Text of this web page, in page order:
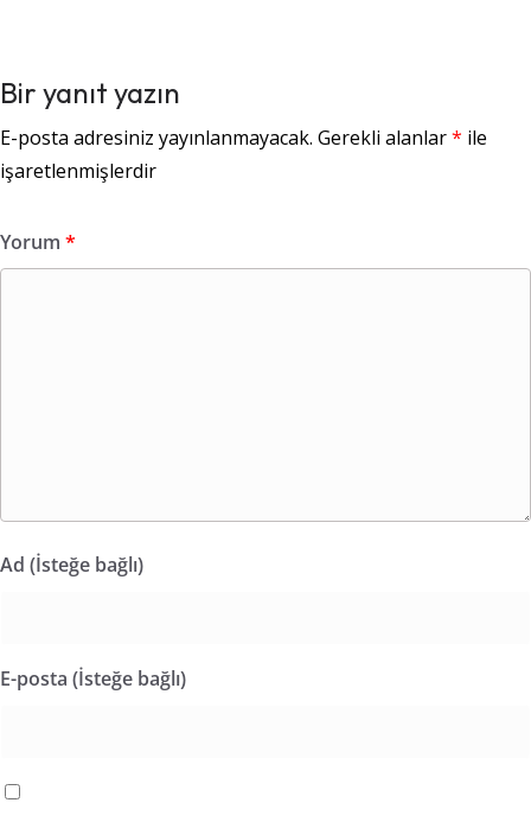
Bir yanıt yazın
E-posta adresiniz yayınlanmayacak. Gerekli alanlar* ile
işaretlenmişlerdir
Yorum *
Ad (İsteğe bağlı)
E-posta (İsteğe bağlı)